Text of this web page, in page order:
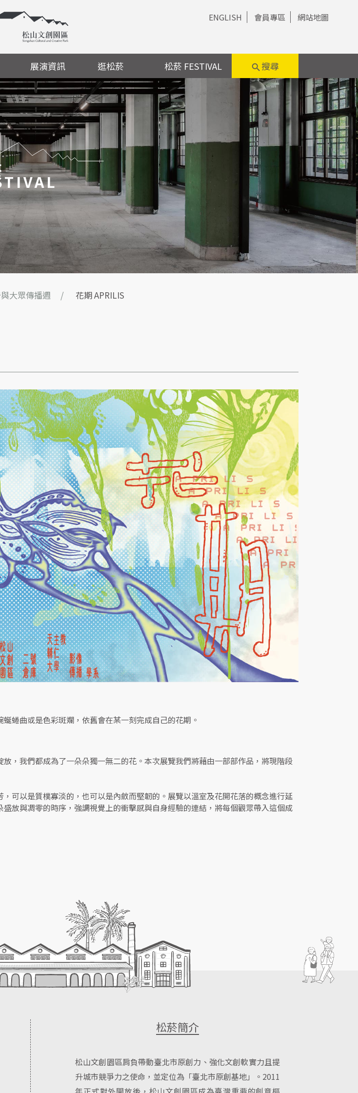
ENGLISH 會員專區 網站地圖
展演資訊 逛松菸 松菸 FESTIVAL search 搜尋
大眾傳播週 花期 APRILIS
蜷曲或是色彩斑斕，依舊會在某一刻完成自己的花期。
，我們都成為了一朵朵獨一無二的花。本次展覽我們將藉由一部部作品，將現階段
可以是質樸寡淡的，也可以是內斂而堅韌的。展覽以溫室及花開花落的概念進行延
放與凋零的時序，強調視覺上的衝擊感與自身經驗的連結，將每個觀眾帶入這個成
松菸簡介
松山文創園區肩負帶動臺北市原創力、強化文創軟實力且提
升城市競爭力之使命，並定位為「臺北市原創基地」。2011